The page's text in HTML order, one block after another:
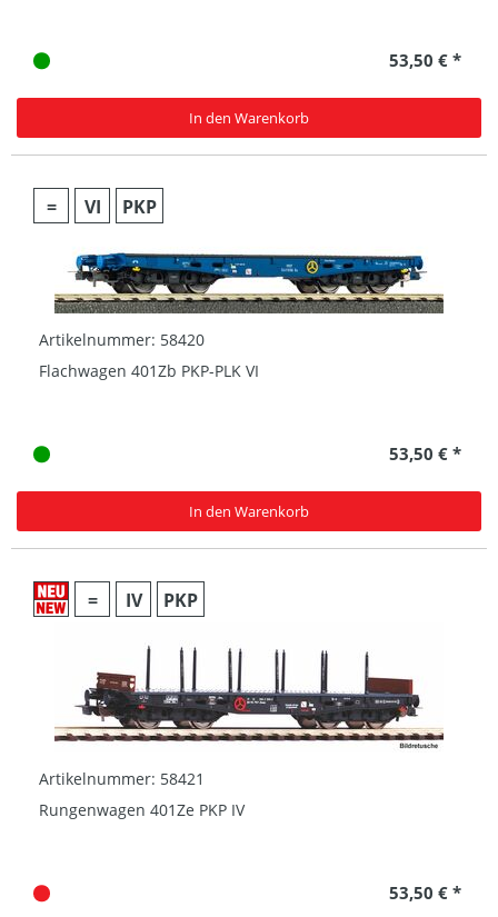
53,50 € *
In den Warenkorb
= VI PKP
Artikelnummer: 58420
Flachwagen 401Zb PKP-PLK VI
53,50 € *
In den Warenkorb
= IV PKP
Artikelnummer: 58421
Rungenwagen 401Ze PKP IV
53,50 € *